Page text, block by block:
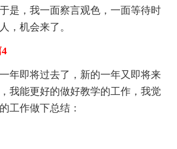
是，我一面察言观色，一面等待时
，机会来了。
即将过去了，新的一年又即将来
我能更好的做好教学的工作，我觉
工作做下总结：